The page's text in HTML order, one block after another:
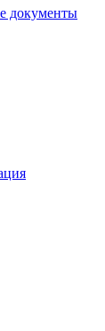
документы